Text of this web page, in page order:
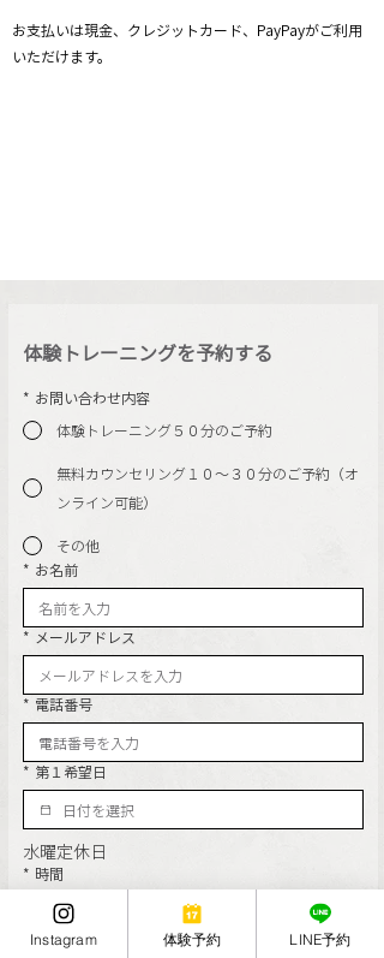
お支払いは現金、クレジットカード、PayPayがご利用
いただけます。
体験トレーニングを予約する
* お問い合わせ内容
体験トレーニング５０分のご予約
無料カウンセリング１０〜３０分のご予約（オ
ンライン可能）
その他
* お名前
* メールアドレス
* 電話番号
* 第１希望日
水曜定休日
* 時間
第２希望日
Instagram 体験予約 LINE予約